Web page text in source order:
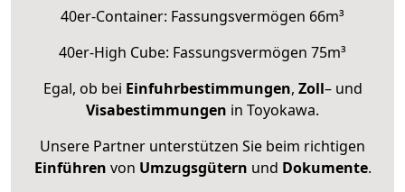
40er-Container: Fassungsvermögen 66m³
40er-High Cube: Fassungsvermögen 75m³
Egal, ob bei Einfuhrbestimmungen, Zoll– und
Visabestimmungen in Toyokawa.
Unsere Partner unterstützen Sie beim richtigen
Einführen von Umzugsgütern und Dokumente.